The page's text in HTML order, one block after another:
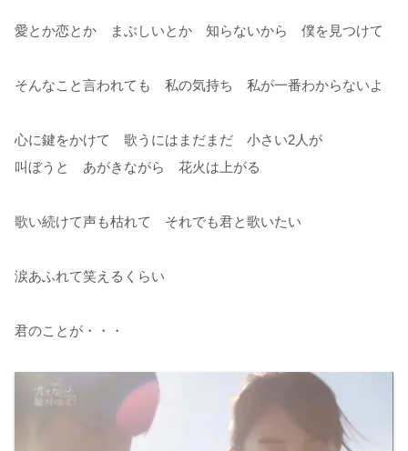
愛とか恋とか まぶしいとか 知らないから 僕を見つけて
そんなこと言われても 私の気持ち 私が一番わからないよ
心に鍵をかけて 歌うにはまだまだ 小さい2人が
叫ぼうと あがきながら 花火は上がる
歌い続けて声も枯れて それでも君と歌いたい
涙あふれて笑えるくらい
君のことが・・・